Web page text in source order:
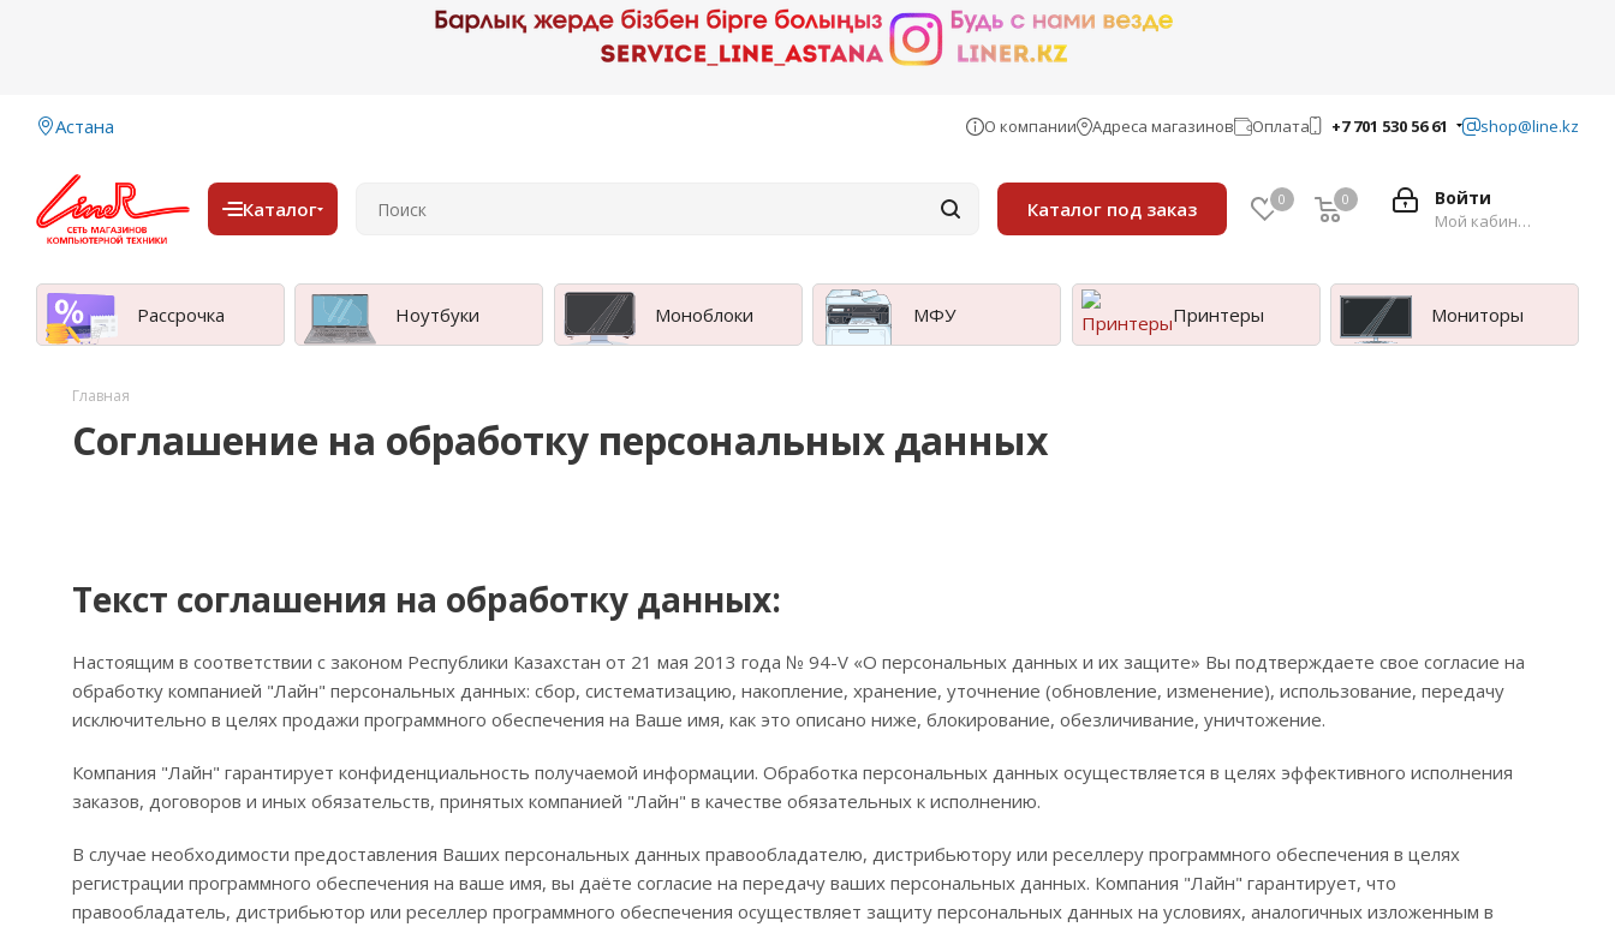
Астана О компании Адреса магазинов Оплата +7 701 530 56 61 shop@line.kz
Каталог Каталог под заказ Войти
Мой кабинет
0 0
Рассрочка Ноутбуки Моноблоки МФУ Принтеры Мониторы
Главная
Соглашение на обработку персональных данных
Текст соглашения на обработку данных:
Настоящим в соответствии с законом Республики Казахстан от 21 мая 2013 года № 94-V «О персональных данных и их защите» Вы подтверждаете свое согласие на
обработку компанией "Лайн" персональных данных: сбор, систематизацию, накопление, хранение, уточнение (обновление, изменение), использование, передачу
исключительно в целях продажи программного обеспечения на Ваше имя, как это описано ниже, блокирование, обезличивание, уничтожение.
Компания "Лайн" гарантирует конфиденциальность получаемой информации. Обработка персональных данных осуществляется в целях эффективного исполнения
заказов, договоров и иных обязательств, принятых компанией "Лайн" в качестве обязательных к исполнению.
В случае необходимости предоставления Ваших персональных данных правообладателю, дистрибьютору или реселлеру программного обеспечения в целях
регистрации программного обеспечения на ваше имя, вы даёте согласие на передачу ваших персональных данных. Компания "Лайн" гарантирует, что
правообладатель, дистрибьютор или реселлер программного обеспечения осуществляет защиту персональных данных на условиях, аналогичных изложенным в